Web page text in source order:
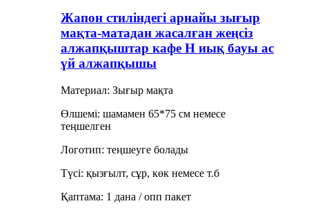
Жапон стиліндегі арнайы зығыр
мақта-матадан жасалған жеңсіз
алжапқыштар кафе H иық бауы ас
үй алжапқышы
Материал: Зығыр мақта
Өлшемі: шамамен 65*75 см немесе
теңшелген
Логотип: теңшеуге болады
Түсі: қызғылт, сұр, көк немесе т.б
Қаптама: 1 дана / опп пакет